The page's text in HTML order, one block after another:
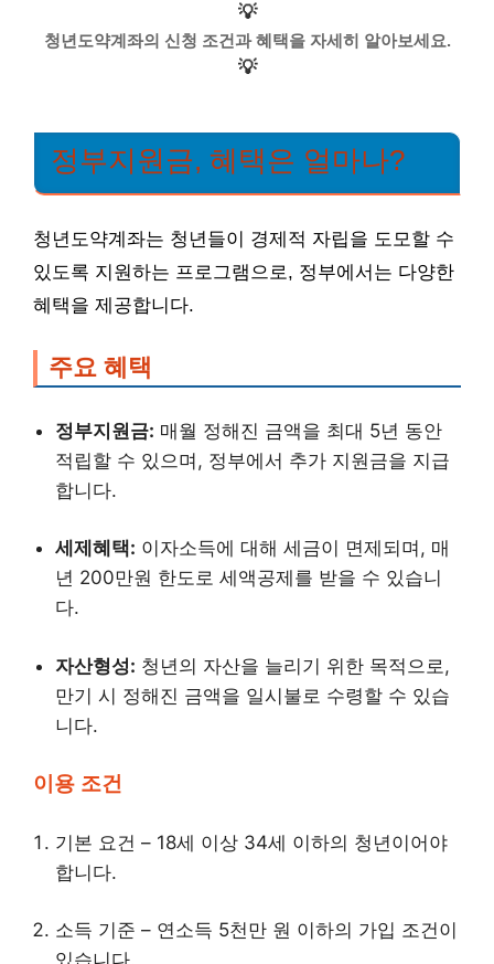
💡
청년도약계좌의 신청 조건과 혜택을 자세히 알아보세요.
💡
정부지원금, 혜택은 얼마나?
청년도약계좌는 청년들이 경제적 자립을 도모할 수
있도록 지원하는 프로그램으로, 정부에서는 다양한
혜택을 제공합니다.
주요 혜택
정부지원금: 매월 정해진 금액을 최대 5년 동안
적립할 수 있으며, 정부에서 추가 지원금을 지급
합니다.
세제혜택: 이자소득에 대해 세금이 면제되며, 매
년 200만원 한도로 세액공제를 받을 수 있습니
다.
자산형성: 청년의 자산을 늘리기 위한 목적으로,
만기 시 정해진 금액을 일시불로 수령할 수 있습
니다.
이용 조건
기본 요건 – 18세 이상 34세 이하의 청년이어야
합니다.
소득 기준 – 연소득 5천만 원 이하의 가입 조건이
있습니다.